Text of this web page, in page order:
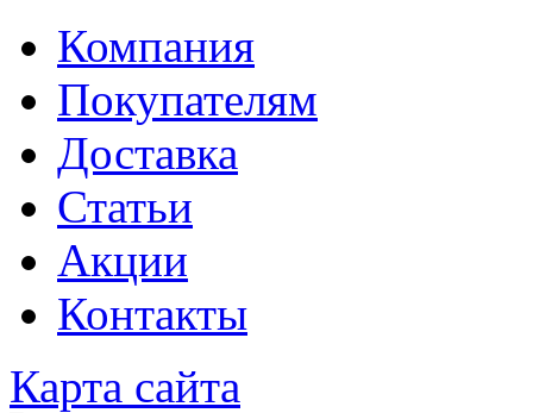
Компания
Покупателям
Доставка
Статьи
Акции
Контакты
Карта сайта